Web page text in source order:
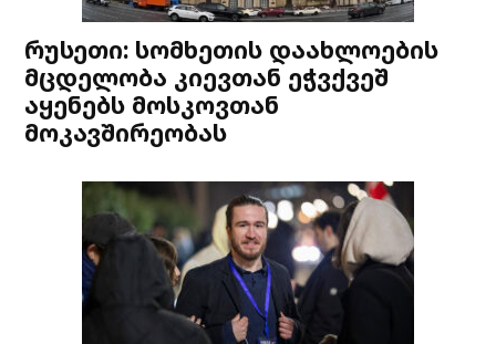
რუსეთი: სომხეთის დაახლოების
მცდელობა კიევთან ეჭვქვეშ
აყენებს მოსკოვთან
მოკავშირეობას